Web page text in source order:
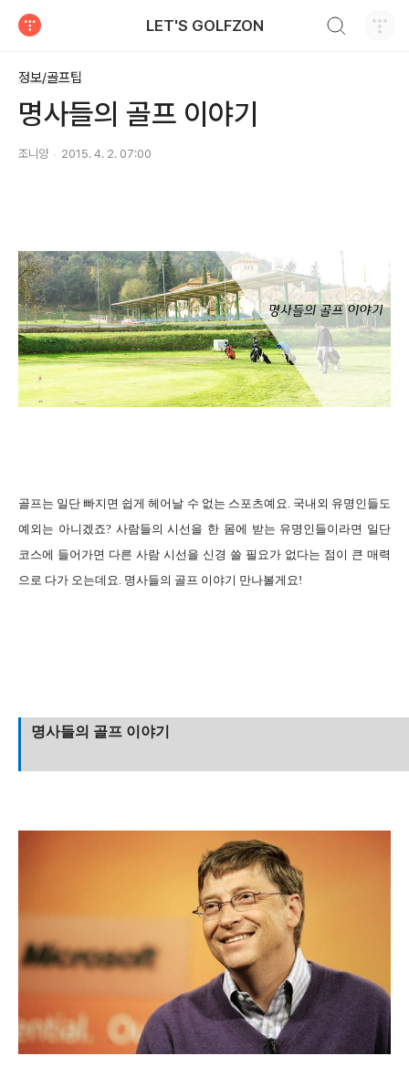
LET'S GOLFZON
정보/골프팁
명사들의 골프 이야기
조니양 2015. 4. 2. 07:00
골프는 일단 빠지면 쉽게 헤어날 수 없는 스포츠예요. 국내외 유명인들도
예외는 아니겠죠? 사람들의 시선을 한 몸에 받는 유명인들이라면 일단
코스에 들어가면 다른 사람 시선을 신경 쓸 필요가 없다는 점이 큰 매력
으로 다가 오는데요. 명사들의 골프 이야기 만나볼게요!
명사들의 골프 이야기